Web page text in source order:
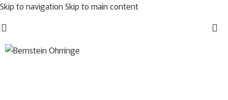
Skip to navigationSkip to main content